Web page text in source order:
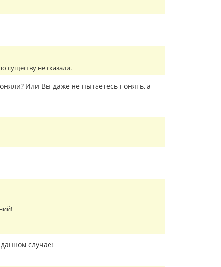
существу не сказали.
Или Вы даже не пытаетесь понять, а
случае!